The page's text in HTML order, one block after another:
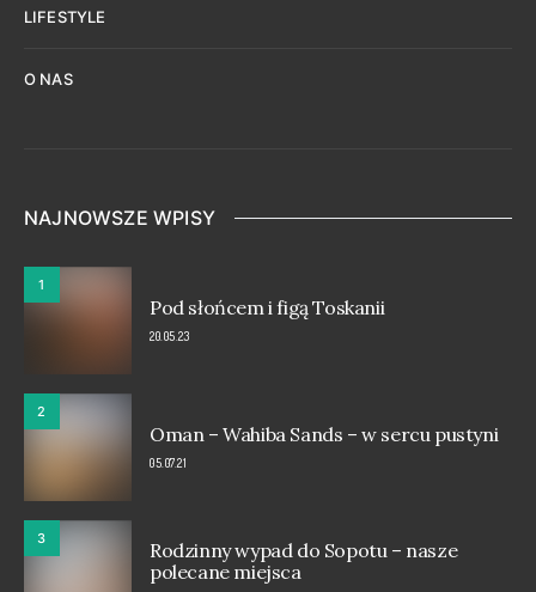
LIFESTYLE
O NAS
NAJNOWSZE WPISY
1
Pod słońcem i figą Toskanii
20.05.23
2
Oman – Wahiba Sands – w sercu pustyni
05.07.21
3
Rodzinny wypad do Sopotu – nasze
polecane miejsca